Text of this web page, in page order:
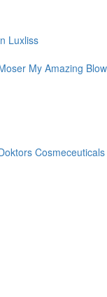
Luxliss
My Amazing
Cosmeceuticals